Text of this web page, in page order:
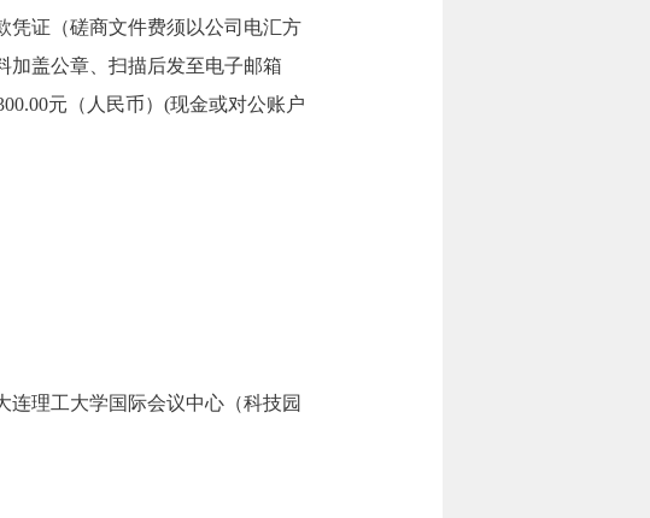
凭证（磋商文件费须以公司电汇方
加盖公章、扫描后发至电子邮箱
元（人民币）(现金或对公账户
连理工大学国际会议中心（科技园